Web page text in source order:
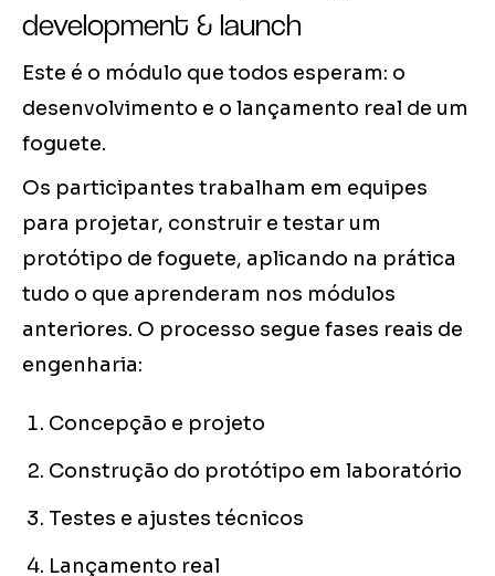
development & launch
Este é o módulo que todos esperam: o
desenvolvimento e o lançamento real de um
foguete.
Os participantes trabalham em equipes
para projetar, construir e testar um
protótipo de foguete, aplicando na prática
tudo o que aprenderam nos módulos
anteriores. O processo segue fases reais de
engenharia:
Concepção e projeto
Construção do protótipo em laboratório
Testes e ajustes técnicos
Lançamento real